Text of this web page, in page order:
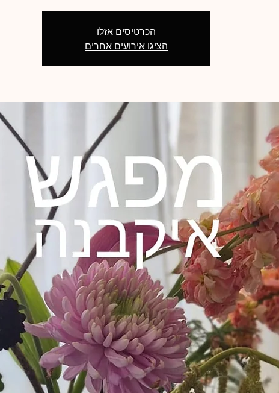
הכרטיסים אזלו
הציגו אירועים אחרים